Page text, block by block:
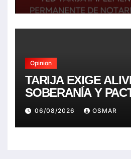
Opinion
TARIJA EXIGE
SOBERANÍA Y
NADA MENOS.
06/08/2026 OSMAR